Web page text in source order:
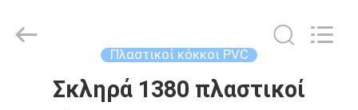
ΣΠΊΤΙ
Plastic
CO.,LTD.
Πλαστικοί κόκκοι PVC
Σκληρά 1380 πλαστικοί